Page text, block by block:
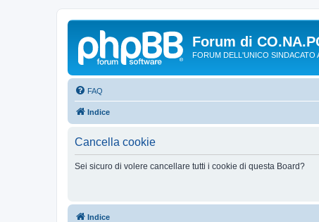
Forum di
FORUM DELL'UNICO
FAQ
Indice
Cancella cookie
Sei sicuro di volere cancellare tutti i cookie di questa Board?
Indice